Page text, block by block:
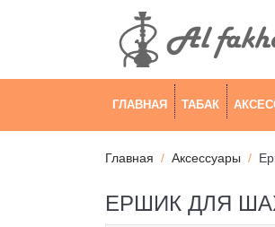
ГЛАВНАЯ ТАБАК
Главная Аксессуары
ЕРШИК ДЛЯ